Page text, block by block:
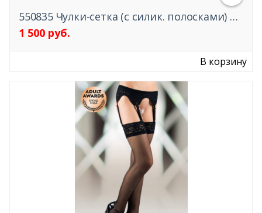
550835 Чулки-сетка (c силик. полосками) SoftLine Collection
1 500 руб.
В корзину